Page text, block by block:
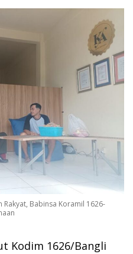
Rakyat, Babinsa Koramil 1626-
Kodim 1626/Bangli